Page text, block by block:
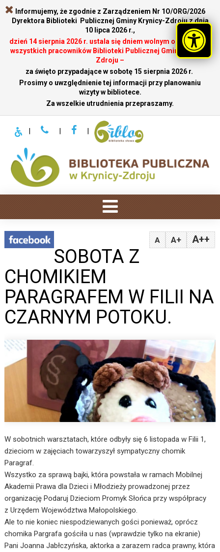
Informujemy, że zgodnie z Zarządzeniem Nr 1O/ORG/2026
Dyrektora Biblioteki Publicznej Gminy Krynicy-Zdroju z dnia
10 lipca 2026 r.,
dzień 14 sierpnia 2026 r. ustala się dniem wolnym od pracy dla
wszystkich pracowników Biblioteki Publicznej Gminy Krynicy-
Zdroju –
za święto przypadające w sobotę 15 sierpnia 2026 r.
Prosimy o uwzględnienie tej informacji przy planowaniu
wizyty w bibliotece.
Za wszelkie utrudnienia przepraszamy.
A A+ A++
SOBOTA Z
CHOMIKIEM
PARAGRAFEM W FILII NA
CZARNYM POTOKU.
W sobotnich warsztatach, które odbyły się 6 listopada w Filii 1,
dzieciom w zajęciach towarzyszył sympatyczny chomik
Paragraf.
Wszystko za sprawą bajki, która powstała w ramach Mobilnej
Akademii Prawa dla Dzieci i Młodzieży prowadzonej przez
organizację Podaruj Dzieciom Promyk Słońca przy współpracy
z Urzędem Województwa Małopolskiego.
Ale to nie koniec niespodziewanych gości ponieważ, oprócz
chomika Pargrafa gościła u nas (wprawdzie tylko na ekranie)
Pani Joanna Jabłczyńska, aktorka a zarazem radca prawny, która